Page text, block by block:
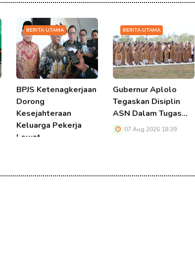
BERITA UTAMA
BPJS Ketenagkerjaan
Dorong
Kesejahteraan
Keluarga Pekerja
Lewat…
BERITA UTAMA
Gubernur Aplolo
Tegaskan Disiplin
ASN Dalam Tugas…
07 Aug 2026 18:39